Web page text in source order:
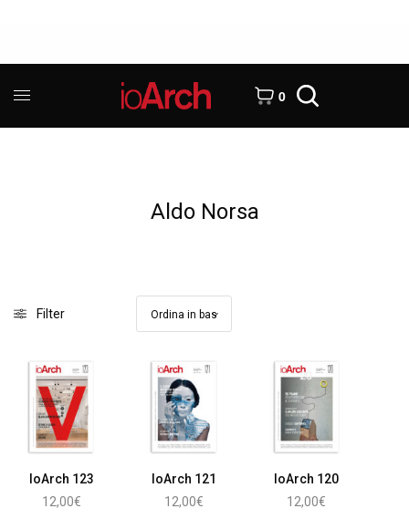
0
Aldo Norsa
Filter
IoArch 123
12,00€
IoArch 121
12,00€
IoArch 120
12,00€